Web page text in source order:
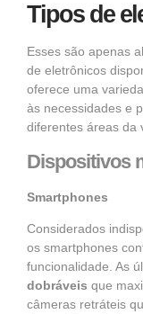
Tipos de
Esses são apenas
de eletrônicos
oferece uma
às necessidades e
diferentes áreas da
Dispositivos
Smartphones
Considerados
os smartphones
funcionalidade. As
dobráveis que
câmeras retráteis